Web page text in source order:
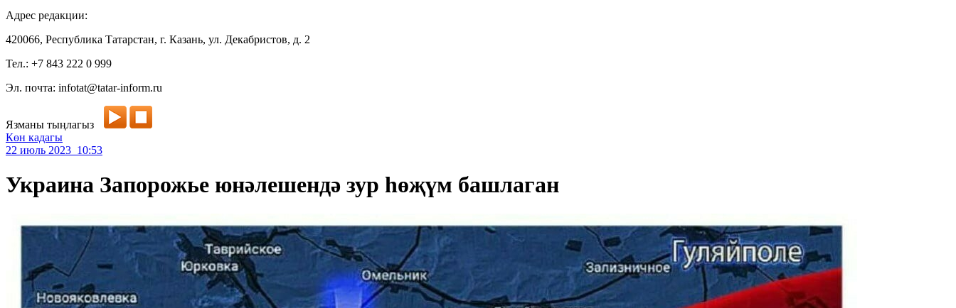
Адрес редакции:
420066, Республика Татарстан, г. Казань, ул. Декабристов, д. 2
Тел.: +7 843 222 0 999
Эл. почта: infotat@tatar-inform.ru
Язманы тыңлагыз
Көн кадагы
22 июль 2023 10:53
Украина Запорожье юнәлешендә зур һөҗүм башлаган